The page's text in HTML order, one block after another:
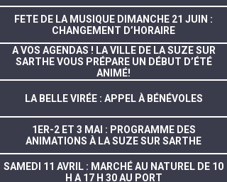
FETE DE LA MUSIQUE DIMANCHE 21 JUIN :
CHANGEMENT D’HORAIRE
A VOS AGENDAS ! LA VILLE DE LA SUZE SUR
SARTHE VOUS PRÉPARE UN DÉBUT D’ÉTÉ
ANIMÉ!
LA BELLE VIRÉE : APPEL À BÉNÉVOLES
1ER-2 ET 3 MAI : PROGRAMME DES
ANIMATIONS À LA SUZE SUR SARTHE
SAMEDI 11 AVRIL : MARCHÉ AU NATUREL DE 10
H A 17 H 30 AU PORT